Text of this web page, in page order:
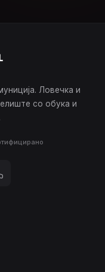
Ловечка и
со обука и